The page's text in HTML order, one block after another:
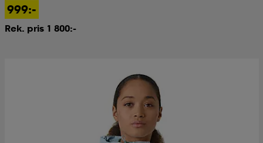
999:-
Rek. pris 1 800:-